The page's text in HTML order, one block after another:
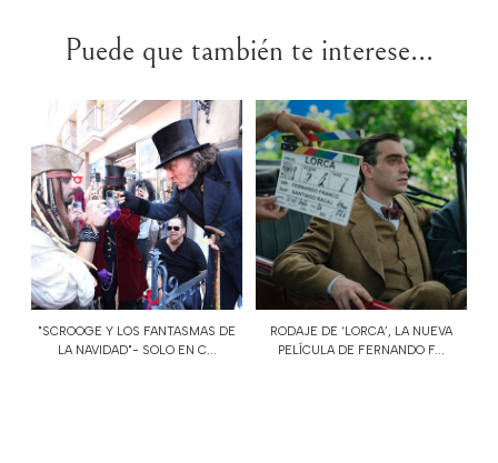
Puede que también te interese...
"SCROOGE Y LOS FANTASMAS DE
LA NAVIDAD"- SOLO EN C...
RODAJE DE ‘LORCA’, LA NUEVA
PELÍCULA DE FERNANDO F...